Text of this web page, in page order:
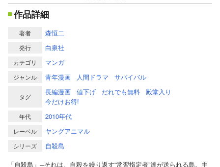
作品詳細
著者 森恒二
発行 白泉社
カテゴリ マンガ
ジャンル 青年漫画 人間ドラマ サバイバル
タグ
長編漫画 値下げ だれでも無料
殿堂入り
今だけお得!
年代 2010年代
レーベル ヤングアニマル
シリーズ
自殺島
「自殺島」─それは、自殺を繰り返す“常習指定者”達が送られる島。主